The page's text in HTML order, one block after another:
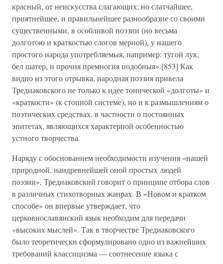
красный, от неискусства слагающих; но слатчайшее,
приятнейшее, и правильнейшее разнообразие со своими
существенными, в особливой поэзии (но весьма
долготою и краткостью слогов мерной), у нашего
простого народа употребляемыя, например: тугой лук,
бел шатер, и прочия премногия подобныя».[853] Как
видно из этого отрывка, народная поэзия привела
Тредиаковского не только к идее тонической «долготы» и
«краткости» (к стопной системе), но и к размышлениям о
поэтических средствах, в частности о постоянных
эпитетах, являющихся характерной особенностью
устного творчества.
Наряду с обоснованием необходимости изучения «нашей
природной, наидревнейшей оной простых людей
поэзии», Тредиаковский говорит о принципе отбора слов
в различных стихотворных жанрах. В «Новом и кратком
способе» он впервые утверждает, что
церковнославянский язык необходим для передачи
«высоких мыслей». Так в творчестве Тредиаковского
было теоретически сформулировано одно из важнейших
требований классицизма — соотнесение языка с